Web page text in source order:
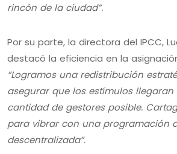
rincón de la ciudad”.
Por su parte, la directora del IPCC,
destacó la eficiencia en la
“Logramos una redistribución
asegurar que los estímulos
cantidad de gestores posible.
para vibrar con una programación
descentralizada”.